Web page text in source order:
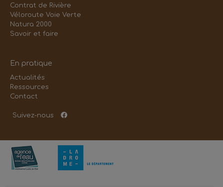
Contrat de Rivière
Véloroute Voie Verte
Natura 2000
Savoir et faire
En pratique
Actualités
Ressources
Contact
Suivez-nous